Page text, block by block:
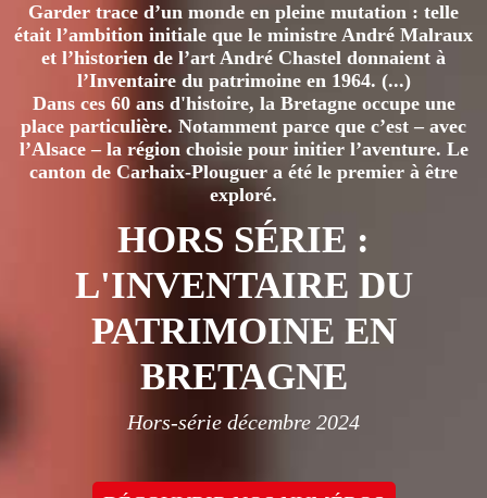
Garder trace d’un monde en pleine mutation : telle
était l’ambition initiale que le ministre André Malraux
et l’historien de l’art André Chastel donnaient à
l’Inventaire du patrimoine en 1964. (...)
Dans ces 60 ans d'histoire, la Bretagne occupe une
place particulière. Notamment parce que c’est – avec
l’Alsace – la région choisie pour initier l’aventure. Le
canton de Carhaix-Plouguer a été le premier à être
exploré.
HORS SÉRIE :
L'INVENTAIRE DU
PATRIMOINE EN
BRETAGNE
Hors-série décembre 2024